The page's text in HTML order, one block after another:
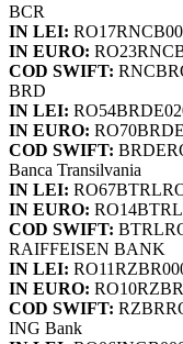
BCR
IN LEI:
IN EURO:
COD SWIFT:
BRD
IN LEI:
IN EURO:
COD SWIFT:
Banca Transilvania
IN LEI:
IN EURO:
COD SWIFT:
RAIFFEISEN BANK
IN LEI:
IN EURO:
COD SWIFT:
ING Bank